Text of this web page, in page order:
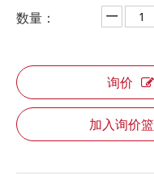
数量：
询价
加入询价篮